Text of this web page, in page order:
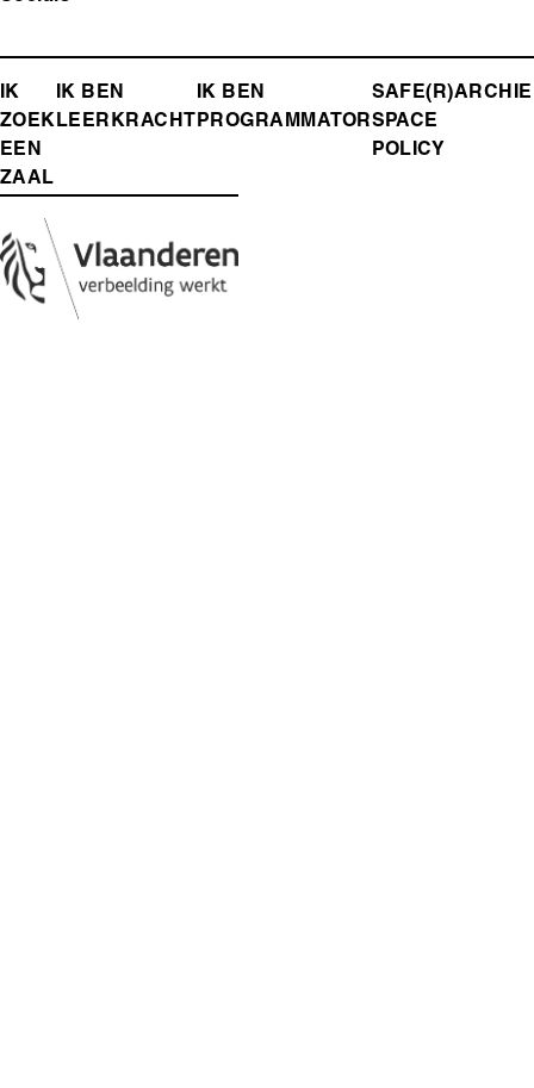
FOOTER-
MENU
IK
ZOEK
EEN
ZAAL
IK BEN
LEERKRACHT
IK BEN
PROGRAMMATOR
SAFE(R)
SPACE
POLICY
Media
Afbeelding